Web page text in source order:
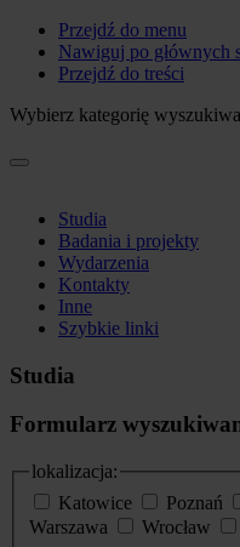
Przejdź do menu
Nawiguj po głównych
Przejdź do treści
Wybierz kategorię
Studia
Badania i projekty
Wydarzenia
Kontakty
Inne
Szybkie linki
Studia
Formularz
lokalizacja:
Katowice
Poznań
Warszawa
Wrocław